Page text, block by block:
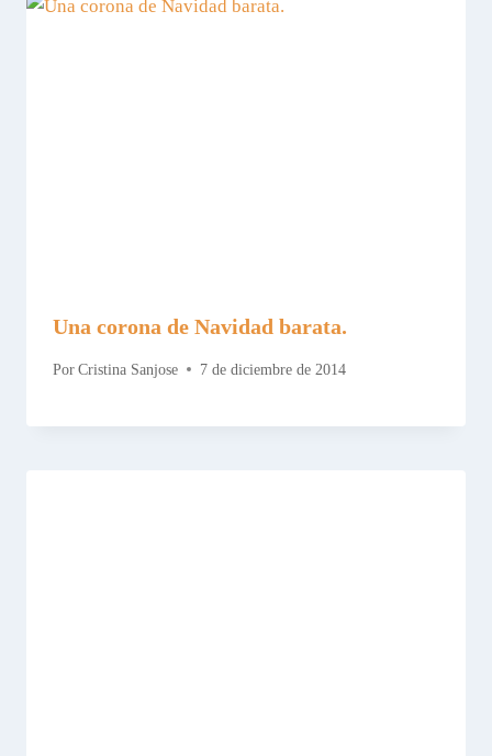
Una corona de Navidad barata.
Por Cristina Sanjose 7 de diciembre de 2014